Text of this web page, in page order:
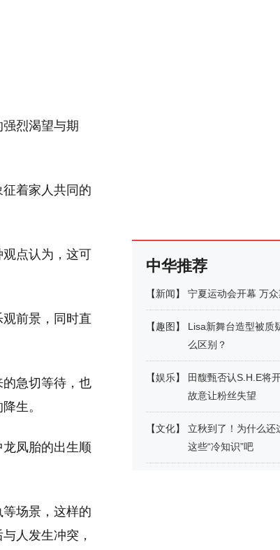
烈渴望与期
着家人共同的
点认为，这可
前景，同时直
急切等待，也
生。
凤胎的出生顺
场景，这样的
人发生冲突，
中华推荐
【新闻】 宁夏运动会开幕 万
【趣图 】
Lisa新舞台造型被质
么区别？
【娱乐】
田馥甄否认S.H.E将
故意让粉丝失望
【文化】
立秋到了！为什么还
这些“冷知识”吧